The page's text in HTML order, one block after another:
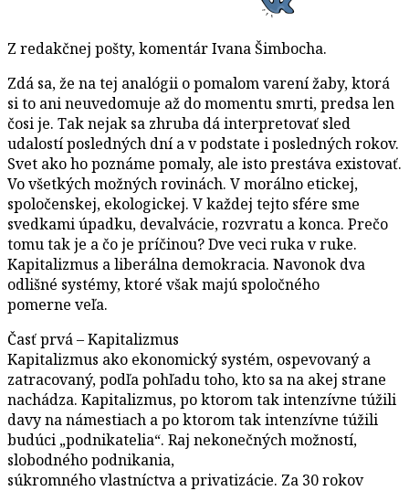
Z redakčnej pošty, komentár Ivana Šimbocha.
Zdá sa, že na tej analógii o pomalom varení žaby, ktorá
si to ani neuvedomuje až do momentu smrti, predsa len
čosi je. Tak nejak sa zhruba dá interpretovať sled
udalostí posledných dní a v podstate i posledných rokov.
Svet ako ho poznáme pomaly, ale isto prestáva existovať.
Vo všetkých možných rovinách. V morálno etickej,
spoločenskej, ekologickej. V každej tejto sfére sme
svedkami úpadku, devalvácie, rozvratu a konca. Prečo
tomu tak je a čo je príčinou? Dve veci ruka v ruke.
Kapitalizmus a liberálna demokracia. Navonok dva
odlišné systémy, ktoré však majú spoločného
pomerne veľa.
Časť prvá – Kapitalizmus
Kapitalizmus ako ekonomický systém, ospevovaný a
zatracovaný, podľa pohľadu toho, kto sa na akej strane
nachádza. Kapitalizmus, po ktorom tak intenzívne túžili
davy na námestiach a po ktorom tak intenzívne túžili
budúci „podnikatelia“. Raj nekonečných možností,
slobodného podnikania,
súkromného vlastníctva a privatizácie. Za 30 rokov